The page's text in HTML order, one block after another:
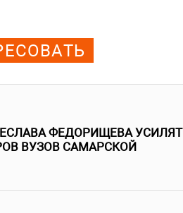
ФЕДОРИЩЕВА УСИЛЯТ
ВУЗОВ САМАРСКОЙ